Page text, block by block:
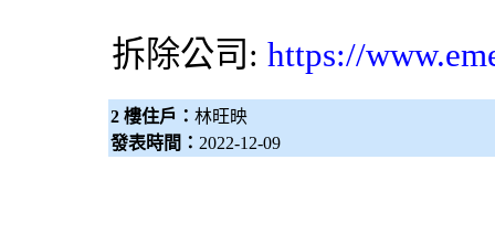
拆除公司: https://
2 樓住戶： 林旺映
發表時間： 2022-12-09